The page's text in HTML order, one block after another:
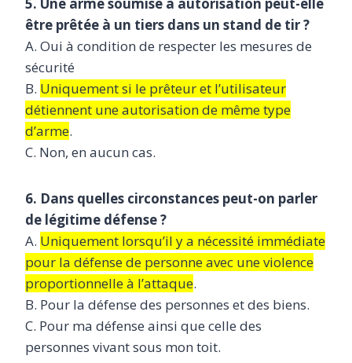
5. Une arme soumise à autorisation peut-elle
être prêtée à un tiers dans un stand de tir ?
A. Oui à condition de respecter les mesures de
sécurité
B. Uniquement si le prêteur et l’utilisateur
détiennent une autorisation de même type
d’arme.
C. Non, en aucun cas.
6. Dans quelles circonstances peut-on parler
de légitime défense ?
A. Uniquement lorsqu’il y a nécessité immédiate
pour la défense de personne avec une violence
proportionnelle à l’attaque.
B. Pour la défense des personnes et des biens.
C. Pour ma défense ainsi que celle des
personnes vivant sous mon toit.